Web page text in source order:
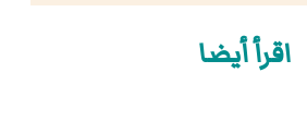
اقرأ أيضا